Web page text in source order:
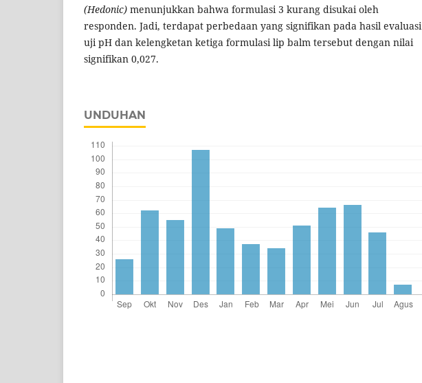
(Hedonic) menunjukkan bahwa formulasi 3 kurang disukai oleh
responden. Jadi, terdapat perbedaan yang signifikan pada hasil evaluasi
uji pH dan kelengketan ketiga formulasi lip balm tersebut dengan nilai
signifikan 0,027.
UNDUHAN